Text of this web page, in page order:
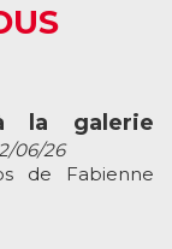
la galerie
06/26
de Fabienne